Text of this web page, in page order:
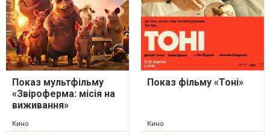
Показ мультфільму
«Звіроферма: місія на
виживання»
Кино
Показ фільму «Тоні»
Кино